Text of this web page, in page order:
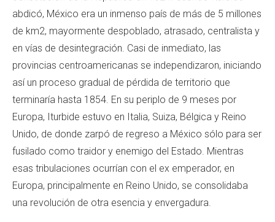
abdicó, México era un inmenso país de más de 5 millones
de km2, mayormente despoblado, atrasado, centralista y
en vías de desintegración. Casi de inmediato, las
provincias centroamericanas se independizaron, iniciando
así un proceso gradual de pérdida de territorio que
terminaría hasta 1854. En su periplo de 9 meses por
Europa, Iturbide estuvo en Italia, Suiza, Bélgica y Reino
Unido, de donde zarpó de regreso a México sólo para ser
fusilado como traidor y enemigo del Estado. Mientras
esas tribulaciones ocurrían con el ex emperador, en
Europa, principalmente en Reino Unido, se consolidaba
una revolución de otra esencia y envergadura.